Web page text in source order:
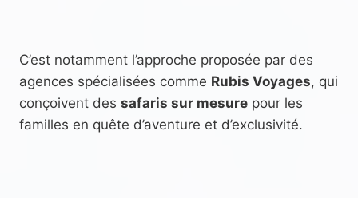
C’est notamment l’approche proposée par des
agences spécialisées comme Rubis Voyages, qui
conçoivent des safaris sur mesure pour les
familles en quête d’aventure et d’exclusivité.